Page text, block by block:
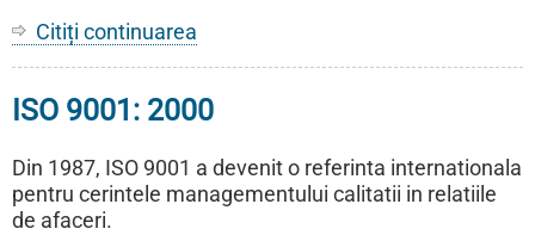
Citiți continuarea
27001
ISO 9001: 2000
Din 1987, ISO 9001 a devenit o referinta internationala
pentru cerintele managementului calitatii in relatiile
de afaceri.